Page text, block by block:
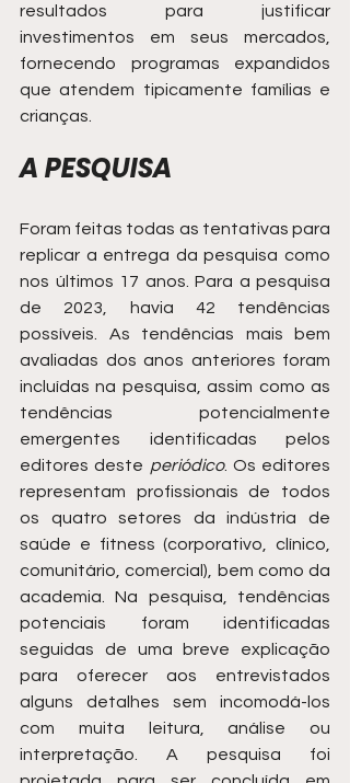
resultados para justificar
investimentos em seus mercados,
fornecendo programas expandidos
que atendem tipicamente famílias e
crianças.
A PESQUISA
Foram feitas todas as tentativas para
replicar a entrega da pesquisa como
nos últimos 17 anos. Para a pesquisa
de 2023, havia 42 tendências
possíveis. As tendências mais bem
avaliadas dos anos anteriores foram
incluídas na pesquisa, assim como as
tendências potencialmente
emergentes identificadas pelos
editores deste periódico. Os editores
representam profissionais de todos
os quatro setores da indústria de
saúde e fitness (corporativo, clínico,
comunitário, comercial), bem como da
academia. Na pesquisa, tendências
potenciais foram identificadas
seguidas de uma breve explicação
para oferecer aos entrevistados
alguns detalhes sem incomodá-los
com muita leitura, análise ou
interpretação. A pesquisa foi